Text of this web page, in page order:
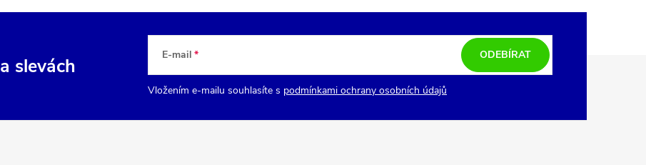
a slevách E-mail
Vložením e-mailu souhlasíte s podmínkami ochrany osobních údajů
ODEBÍRAT